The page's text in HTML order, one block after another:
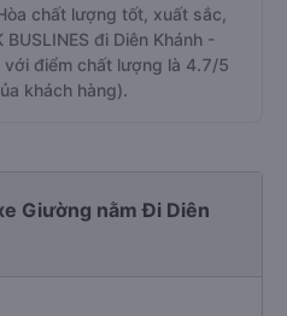
chất lượng tốt, xuất sắc,
đi Diên Khánh -
với điểm chất lượng là 4.7/5
khách hàng).
Giường nằm Đi Diên